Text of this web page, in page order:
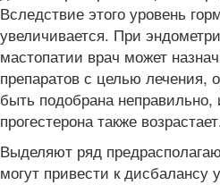
Вследствие этого уровень
увеличивается. При
мастопатии врач может
препаратов с целью лечения,
быть подобрана неправильно,
прогестерона также
Выделяют ряд
могут привести к дисбалансу